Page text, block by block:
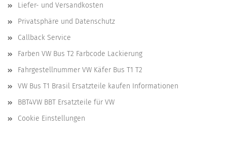
Liefer- und Versandkosten
Privatsphäre und Datenschutz
Callback Service
Farben VW Bus T2 Farbcode Lackierung
Fahrgestellnummer VW Käfer Bus T1 T2
VW Bus T1 Brasil Ersatzteile kaufen Informationen
BBT4VW BBT Ersatzteile für VW
Cookie Einstellungen